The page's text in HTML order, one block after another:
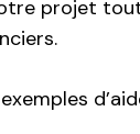
projet